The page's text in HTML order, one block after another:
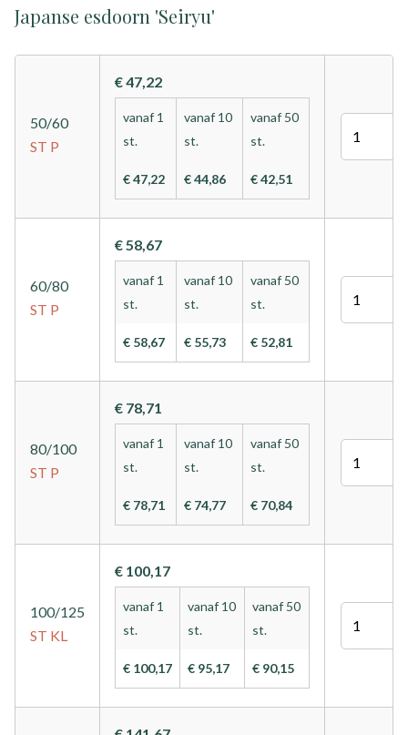
Japanse esdoorn 'Seiryu'
50/60
ST P
€ 47,22
vanaf 1
st.
€ 47,22
vanaf 10
st.
€ 44,86
vanaf 50
st.
€ 42,51
60/80
ST P
€ 58,67
vanaf 1
st.
€ 58,67
vanaf 10
st.
€ 55,73
vanaf 50
st.
€ 52,81
80/100
ST P
€ 78,71
vanaf 1
st.
€ 78,71
vanaf 10
st.
€ 74,77
vanaf 50
st.
€ 70,84
100/125
ST KL
€ 100,17
vanaf 1
st.
€ 100,17
vanaf 10
st.
€ 95,17
vanaf 50
st.
€ 90,15